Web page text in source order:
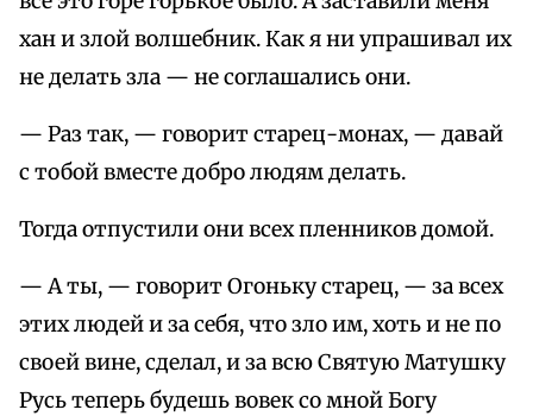
хан и злой волшебник. Как я ни упрашивал их
не делать зла — не соглашались они.
— Раз так, — говорит старец-монах, — давай
с тобой вместе добро людям делать.
Тогда отпустили они всех пленников домой.
— А ты, — говорит Огоньку старец, — за всех
этих людей и за себя, что зло им, хоть и не по
своей вине, сделал, и за всю Святую Матушку
Русь теперь будешь вовек со мной Богу